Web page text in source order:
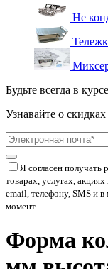
Не
Будьте всегда в
Узнавайте о
Я согласен
товарах, услугах,
email, телефону, SMS и
момент.
Форма